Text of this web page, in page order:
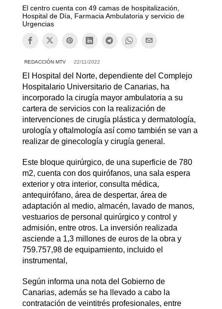
El centro cuenta con 49 camas de hospitalización,
Hospital de Día, Farmacia Ambulatoria y servicio de
Urgencias
REDACCIÓN MTV 22/11/2022
El Hospital del Norte, dependiente del Complejo
Hospitalario Universitario de Canarias, ha
incorporado la cirugía mayor ambulatoria a su
cartera de servicios con la realización de
intervenciones de cirugía plástica y dermatología,
urología y oftalmología así como también se van a
realizar de ginecología y cirugía general.
Este bloque quirúrgico, de una superficie de 780
m2, cuenta con dos quirófanos, una sala espera
exterior y otra interior, consulta médica,
antequirófano, área de despertar, área de
adaptación al medio, almacén, lavado de manos,
vestuarios de personal quirúrgico y control y
admisión, entre otros. La inversión realizada
asciende a 1,3 millones de euros de la obra y
759.757,98 de equipamiento, incluido el
instrumental,
Según informa una nota del Gobierno de
Canarias, además se ha llevado a cabo la
contratación de veintitrés profesionales, entre